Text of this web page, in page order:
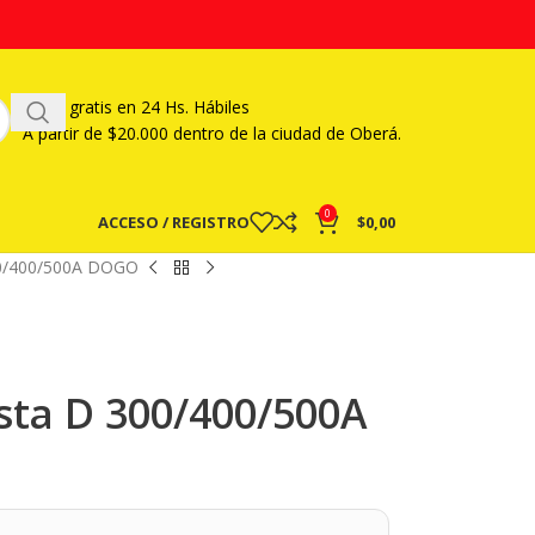
Envío gratis en 24 Hs. Hábiles
A partirde $20.000 dentro de la ciudad de Oberá.
ACCESO / REGISTRO 0 $0,00
400/500A DOGO
D 300/400/500A